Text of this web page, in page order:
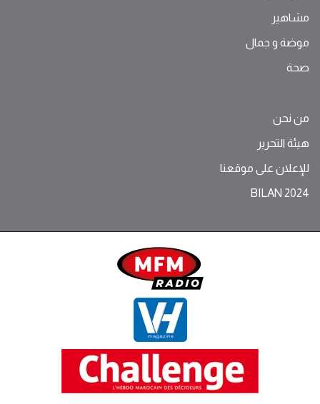
مشاهير
موضة ‫و‬ ‫‬‫جمال‬
صحة
من نحن
هيئة التحرير
للإعلان على موقعنا
BILAN 2024